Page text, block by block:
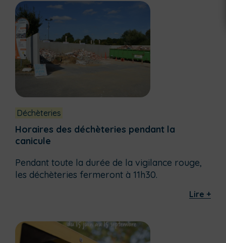
Déchèteries
Horaires des déchèteries pendant la
canicule
Pendant toute la durée de la vigilance rouge,
les déchèteries fermeront à 11h30.
Lire +